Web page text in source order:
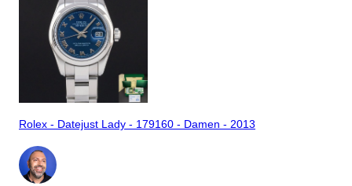
Rolex - Datejust Lady - 179160 - Damen - 2013